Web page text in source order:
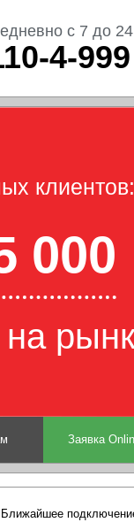
с 7 до 24
4-999
клиентов:
000
на
Заявка
Ближайшее